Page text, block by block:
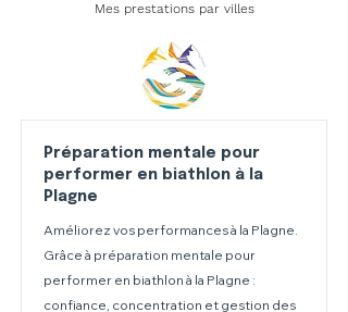
Mes prestations par villes
Préparation mentale pour
performer en biathlon à la
Plagne
Améliorez vos performances à la Plagne.
Grâce à préparation mentale pour
performer en biathlon à la Plagne :
confiance, concentration et gestion des